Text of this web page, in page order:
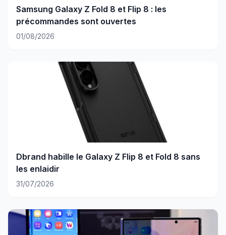
Samsung Galaxy Z Fold 8 et Flip 8 : les
précommandes sont ouvertes
01/08/2026
Dbrand habille le Galaxy Z Flip 8 et Fold 8 sans
les enlaidir
31/07/2026